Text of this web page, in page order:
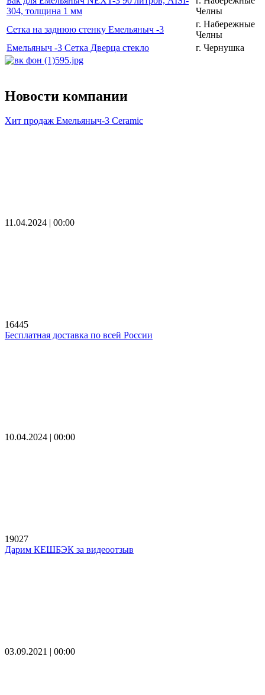
304, толщина 1 мм
Челны
Сетка на заднюю стенку Емельяныч -3
г. Набережные
Челны
Емельяныч -3 Сетка Дверца стекло
г. Чернушка
Новости компании
Хит продаж Емельяныч-3 Ceramic
11.04.2024 | 00:00
16445
Бесплатная доставка по всей России
10.04.2024 | 00:00
19027
Дарим КЕШБЭК за видеоотзыв
03.09.2021 | 00:00